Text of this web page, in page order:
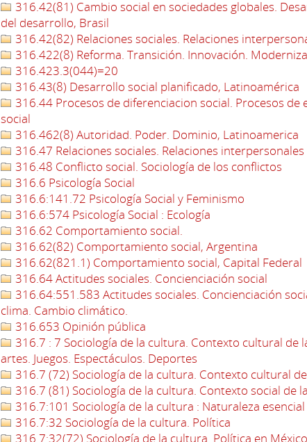
316.42(81) Cambio social en sociedades globales.
del desarrollo, Brasil
316.42(82) Relaciones sociales. Relaciones
316.422(8) Reforma. Transición. Innovación.
316.423.3(044)=20
316.43(8) Desarrollo social planificado, Latinoamérica
316.44 Procesos de diferenciacion social. Procesos
social
316.462(8) Autoridad. Poder. Dominio, Latinoamerica
316.47 Relaciones sociales. Relaciones interpersonales
316.48 Conflicto social. Sociología de los conflictos
316.6 Psicología Social
316.6:141.72 Psicología Social y Feminismo
316.6:574 Psicología Social : Ecología
316.62 Comportamiento social.
316.62(82) Comportamiento social, Argentina
316.62(821.1) Comportamiento social, Capital Federal
316.64 Actitudes sociales. Concienciación social
316.64:551.583 Actitudes sociales. Concienciación
clima. Cambio climático.
316.653 Opinión pública
316.7 : 7 Sociología de la cultura. Contexto cultural de
artes. Juegos. Espectáculos. Deportes
316.7 (72) Sociología de la cultura. Contexto cultural
316.7 (81) Sociología de la cultura. Contexto social de
316.7:101 Sociología de la cultura : Naturaleza
316.7:32 Sociología de la cultura. Política
316.7:32(72) Sociología de la cultura. Política en México